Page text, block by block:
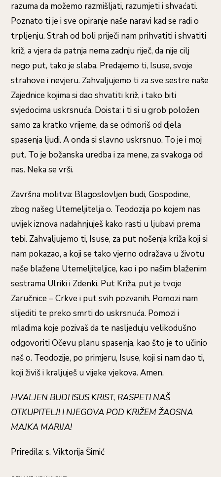
razuma da možemo razmišljati, razumjeti i shvaćati.
Poznato ti je i sve opiranje naše naravi kad se radi o
trpljenju. Strah od boli priječi nam prihvatiti i shvatiti
križ, a vjera da patnja nema zadnju riječ, da nije cilj
nego put, tako je slaba. Predajemo ti, Isuse, svoje
strahove i nevjeru. Zahvaljujemo ti za sve sestre naše
Zajednice kojima si dao shvatiti križ, i tako biti
svjedocima uskrsnuća. Doista: i ti si u grob položen
samo za kratko vrijeme, da se odmoriš od djela
spasenja ljudi. A onda si slavno uskrsnuo. To je i moj
put. To je božanska uredba i za mene, za svakoga od
nas. Neka se vrši.
Završna molitva: Blagoslovljen budi, Gospodine,
zbog našeg Utemeljitelja o. Teodozija po kojem nas
uvijek iznova nadahnjuješ kako rasti u ljubavi prema
tebi. Zahvaljujemo ti, Isuse, za put nošenja križa koji si
nam pokazao, a koji se tako vjerno odražava u životu
naše blažene Utemeljiteljice, kao i po našim blaženim
sestrama Ulriki i Zdenki. Put Križa, put je tvoje
Zaručnice – Crkve i put svih pozvanih. Pomozi nam
slijediti te preko smrti do uskrsnuća. Pomozi i
mladima koje pozivaš da te nasljeduju velikodušno
odgovoriti Očevu planu spasenja, kao što je to učinio
naš o. Teodozije, po primjeru, Isuse, koji si nam dao ti,
koji živiš i kraljuješ u vijeke vjekova. Amen.
HVALJEN BUDI ISUS KRIST, RASPETI NAŠ
OTKUPITELJ! I NJEGOVA POD KRIŽEM ŽAOSNA
MAJKA MARIJA!
Priredila: s. Viktorija Šimić